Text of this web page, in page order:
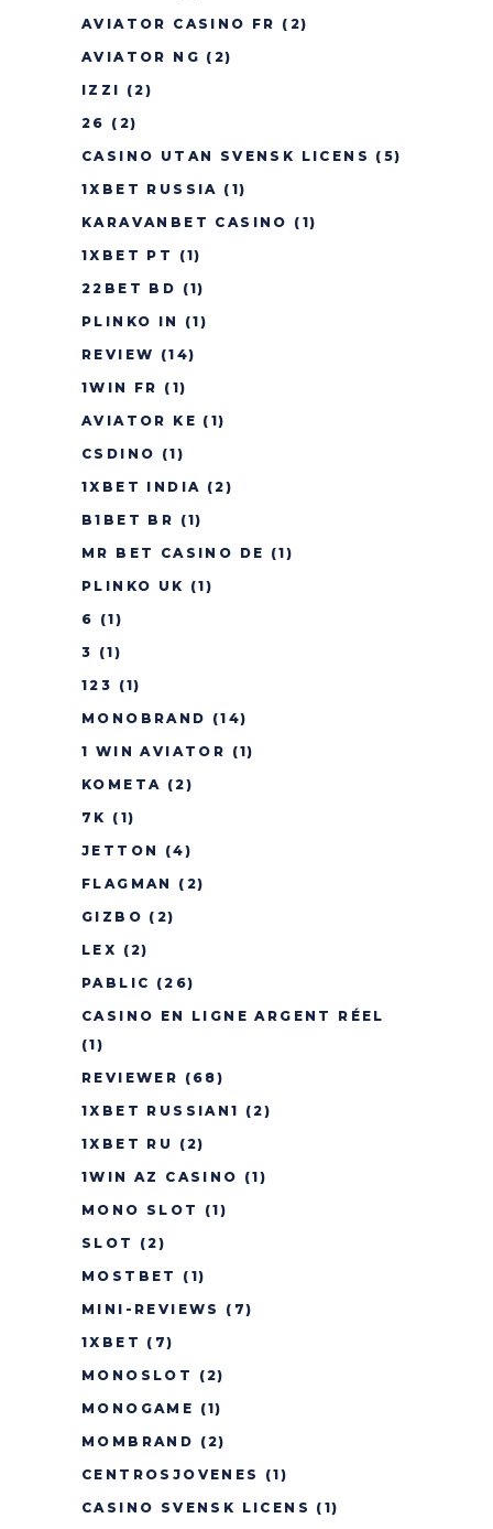
AVIATOR CASINO FR (2)
AVIATOR NG (2)
IZZI (2)
26 (2)
CASINO UTAN SVENSK LICENS (5)
1XBET RUSSIA (1)
KARAVANBET CASINO (1)
1XBET PT
(1)
22BET BD (1)
PLINKO IN
(1)
REVIEW (14)
1WIN FR (1)
AVIATOR KE (1)
CSDINO (1)
1XBET INDIA (2)
B1BET BR (1)
MR BET CASINO DE (1)
PLINKO UK (1)
6 (1)
3 (1)
123 (1)
MONOBRAND (14)
1 WIN AVIATOR (1)
KOMETA (2)
7K (1)
JETTON
(4)
FLAGMAN
(2)
GIZBO (2)
LEX (2)
PABLIC (26)
CASINO EN LIGNE ARGENT RÉEL
(1)
REVIEWER (68)
1XBET RUSSIAN1 (2)
1XBET RU
(2)
1WIN AZ CASINO (1)
MONO SLOT
(1)
SLOT
(2)
MOSTBET
(1)
MINI-REVIEWS
(7)
1XBET (7)
MONOSLOT
(2)
MONOGAME (1)
MOMBRAND (2)
CENTROSJOVENES
(1)
CASINO SVENSK LICENS (1)